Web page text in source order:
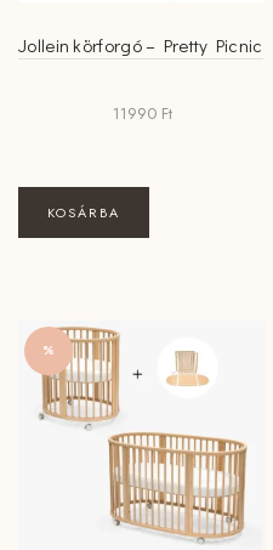
Jollein körforgó – Pretty Picnic
11990 Ft
KOSÁRBA
%